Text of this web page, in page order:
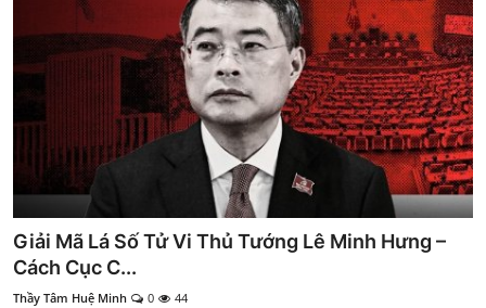
Giải Mã Lá Số Tử Vi Thủ Tướng Lê Minh Hưng –
Cách Cục C...
Thầy Tâm Huệ Minh 0 44